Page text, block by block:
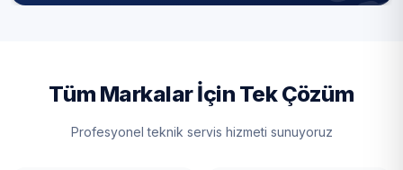
Tüm Markalar İçin Tek Çözüm
Profesyonel teknik servis hizmeti sunuyoruz